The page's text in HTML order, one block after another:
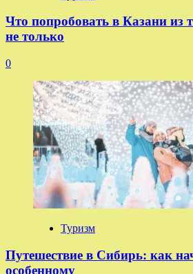
Что попробовать в Казани из
не только
0
Туризм
Путешествие в Сибирь: как
особенному